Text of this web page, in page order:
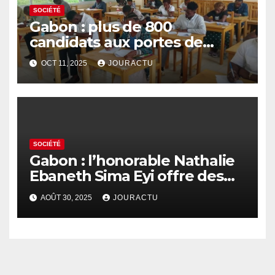
SOCIÉTÉ
Gabon : plus de 800
candidats aux portes de
l’Ecole nationale de
développement rural d’Oyem
OCT 11, 2025 JOURACTU
SOCIÉTÉ
Gabon : l’honorable Nathalie
Ebaneth Sima Eyi offre des
ordinateurs aux détenus de
la prison d’Oyem
AOÛT 30, 2025 JOURACTU